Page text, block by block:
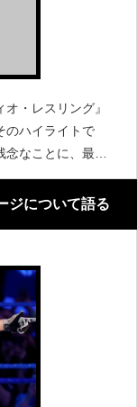
・レスリング』
のハイライトで
念なことに、最近
まりにも頼ってい
われたときよりも
ジについて語る